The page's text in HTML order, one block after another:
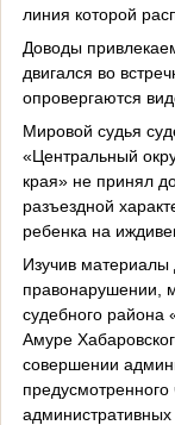
линия которой
Доводы
двигался во
опровергаются
Мировой судья
«Центральный
края» не принял
разъездной
ребенка на
Изучив
правонарушении,
судебного района
Амуре
совершении